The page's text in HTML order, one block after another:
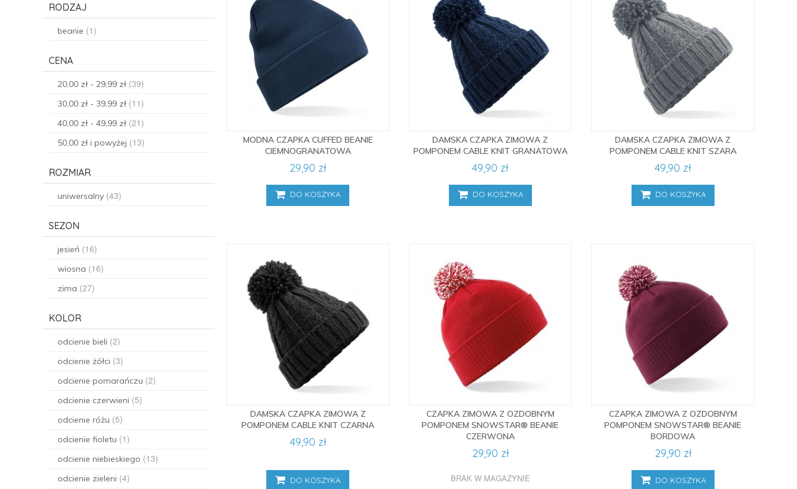
RODZAJ
beanie (1)
CENA
20,00 zł - 29,99 zł (39)
30,00 zł - 39,99 zł (11)
40,00 zł - 49,99 zł (21)
50,00 zł i powyżej (13)
ROZMIAR
uniwersalny (43)
SEZON
jesień (16)
wiosna (16)
zima (27)
KOLOR
odcienie bieli (2)
odcienie żółci (3)
odcienie pomarańczu (2)
odcienie czerwieni (5)
odcienie różu (5)
odcienie fioletu (1)
odcienie niebieskiego (13)
odcienie zieleni (4)
MODNA CZAPKA CUFFED BEANIE
CIEMNOGRANATOWA
29,90 zł
DO KOSZYKA
DAMSKA CZAPKA ZIMOWA Z
POMPONEM CABLE KNIT GRANATOWA
49,90 zł
DO KOSZYKA
DAMSKA CZAPKA ZIMOWA Z
POMPONEM CABLE KNIT SZARA
49,90 zł
DO KOSZYKA
DAMSKA CZAPKA ZIMOWA Z
POMPONEM CABLE KNIT CZARNA
49,90 zł
DO KOSZYKA
CZAPKA ZIMOWA Z OZDOBNYM
POMPONEM SNOWSTAR® BEANIE
CZERWONA
29,90 zł
BRAK W MAGAZYNIE
CZAPKA ZIMOWA Z OZDOBNYM
POMPONEM SNOWSTAR® BEANIE
BORDOWA
29,90 zł
DO KOSZYKA